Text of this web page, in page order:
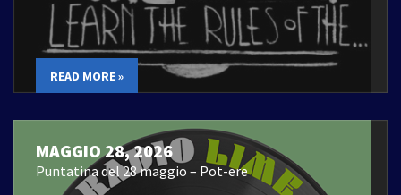
READ MORE »
MAGGIO 28, 2026
Puntatina del 28 maggio – Pot-ere